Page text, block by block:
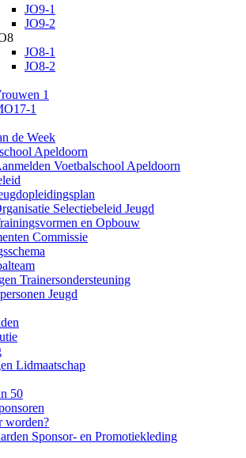
JO9-1
JO9-2
JO8-1
JO8-2
1
1
de Week
Apeldoorn
Voetbalschool Apeldoorn
Selectiebeleid Jeugd
en Opbouw
Commissie
Trainersondersteuning
Jeugd
Lidmaatschap
50
worden?
Sponsor- en Promotiekleding